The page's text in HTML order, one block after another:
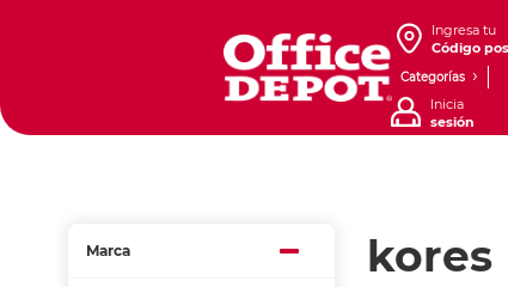
Ingresa tu
Código
Categorías
Inicia
sesión
Marca kores